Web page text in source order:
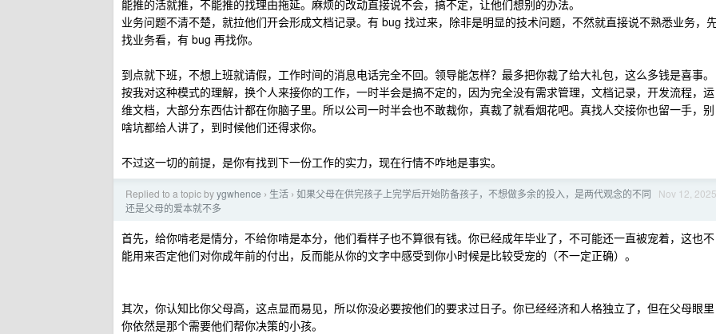
能推的活就推，不能推的找理由拖延。麻烦的改动直接说不会，搞不定，让他们想别的办法。
业务问题不清不楚，就拉他们开会形成文档记录。有 bug 找过来，除非是明显的技术问题，不然就直接说不熟悉业务，
找业务看，有 bug 再找你。
到点就下班，不想上班就请假，工作时间的消息电话完全不回。领导能怎样？最多把你裁了给大礼包，这么多钱是喜事。
按我对这种模式的理解，换个人来接你的工作，一时半会是搞不定的，因为完全没有需求管理，文档记录，开发流程，运
维文档，大部分东西估计都在你脑子里。所以公司一时半会也不敢裁你，真裁了就看烟花吧。真找人交接你也留一手，别
啥坑都给人讲了，到时候他们还得求你。
不过这一切的前提，是你有找到下一份工作的实力，现在行情不咋地是事实。
Nov 12, 2025
Replied to a topic byygwhence › 生活 › 如果父母在供完孩子上完学后开始防备孩子，不想做多余的投入，是两代观念的不同
还是父母的爱本就不多
首先，给你啃老是情分，不给你啃是本分，他们看样子也不算很有钱。你已经成年毕业了，不可能还一直被宠着，这也不
能用来否定他们对你成年前的付出，反而能从你的文字中感受到你小时候是比较受宠的（不一定正确）。
其次，你认知比你父母高，这点显而易见，所以你没必要按他们的要求过日子。你已经经济和人格独立了，但在父母眼里
你依然是那个需要他们帮你决策的小孩。